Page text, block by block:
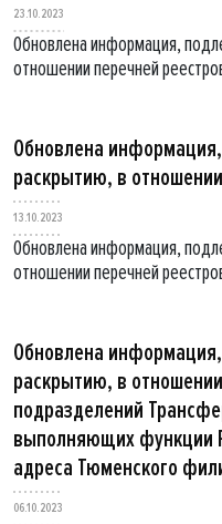
23.10.2023
Обновлена информация,
отношении перечней
Обновлена
раскрытию, в
13.10.2023
Обновлена информация,
отношении перечней
Обновлена
раскрытию, в
подразделений
выполняющих функции
адреса Тюменского
06.10.2023